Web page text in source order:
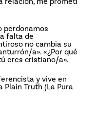
perdonamos
falta de
no cambia su
a». «¿Por qué
eres cristiano/a».
y vive en
Plain Truth (La Pura